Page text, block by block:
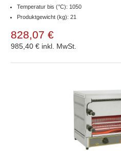
Temperatur bis (°C): 1050
Produktgewicht (kg): 21
828,07 €
985,40 € inkl. MwSt.